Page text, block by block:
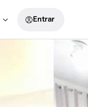
Entrar